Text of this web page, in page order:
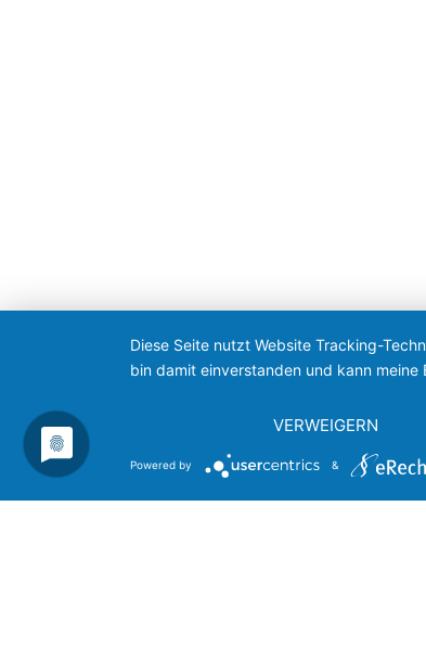
Diese Seite nutzt Website Tracking-
bin damit einverstanden und kann
VERWEIGERN
Powered by &